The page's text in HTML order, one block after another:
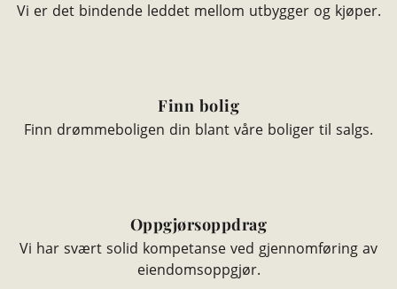
Vi er det bindende leddet mellom utbygger og kjøper.
Finn bolig
Finn drømmeboligen din blant våre boliger til salgs.
Oppgjørsoppdrag
Vi har svært solid kompetanse ved gjennomføring av
eiendomsoppgjør.